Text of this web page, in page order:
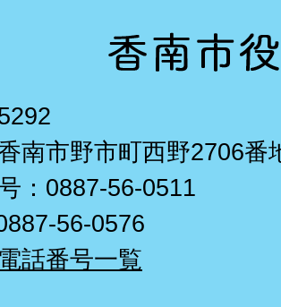
南市野市町西野2706番
：0887-56-0511
56-0576
話番号一覧